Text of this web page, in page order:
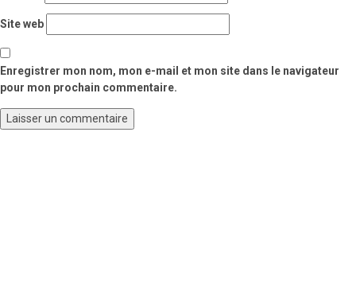
Site web
Enregistrer mon nom, mon e-mail et mon site dans le navigateur
pour mon prochain commentaire.